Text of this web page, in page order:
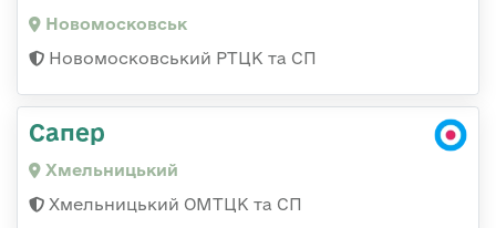
Новомосковськ
Новомосковський РТЦК та СП
Сапер
Хмельницький
Хмельницький ОМТЦК та СП